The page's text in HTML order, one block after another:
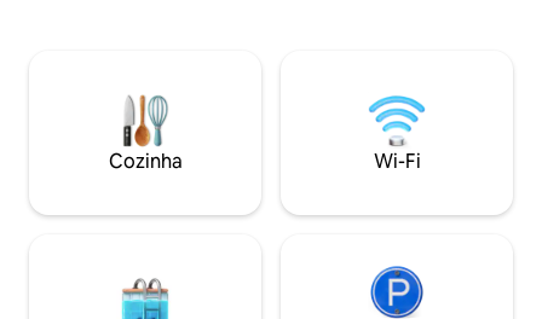
verdes ☕ Café de cortesia e muito mais
🌬️ Ventiladores, Wi-Fi rápido e Smart TV
🚗 Estacionamento privado
reserva inclui
para até 20
chef profissional
providenciados
Cozinha Wi-Fi